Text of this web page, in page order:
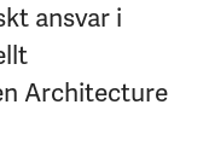
ansvar i
Architecture